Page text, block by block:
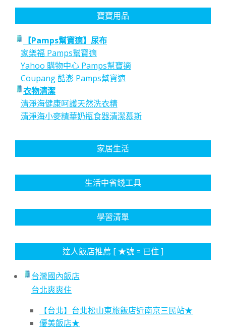
寶寶用品
【Pamps幫寶適】尿布
家樂福 Pamps幫寶適
Yahoo 購物中心 Pamps幫寶適
Coupang 酷澎 Pamps幫寶適
衣物清潔
清淨海健康呵護天然洗衣精
清淨海小麥精華奶瓶食器清潔慕斯
家居生活
生活中省錢工具
學習清單
達人飯店推薦 [ ★號 = 已住 ]
台灣國內飯店
台北爽爽住
【台北】台北松山東旅飯店近南京三民站★
優美飯店★